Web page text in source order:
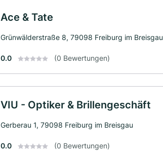
Ace & Tate
Grünwälderstraße 8, 79098 Freiburg im Breisgau
0.0 (0 Bewertungen)
VIU - Optiker & Brillengeschäft
Gerberau 1, 79098 Freiburg im Breisgau
0.0 (0 Bewertungen)